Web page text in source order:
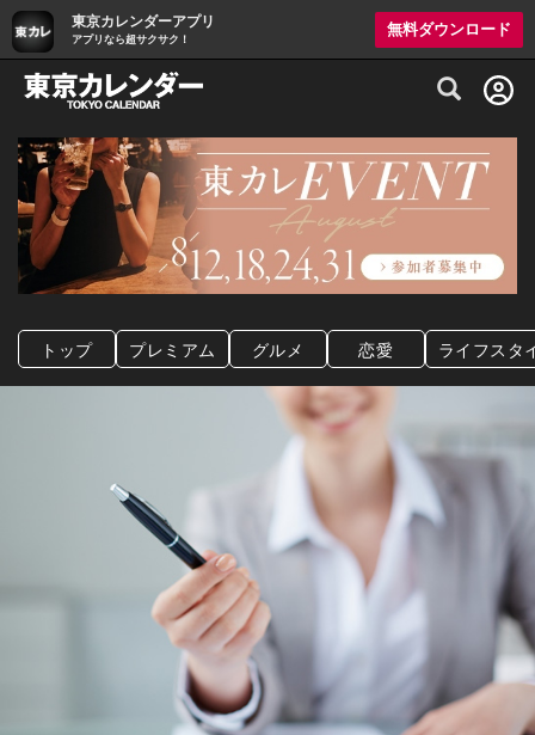
東京カレンダーアプリ
アプリなら超サクサク！
無料ダウンロード
グルメ情報・プレミアムレストラン予約
トップ プレミアム グルメ 恋愛 ライフスタ